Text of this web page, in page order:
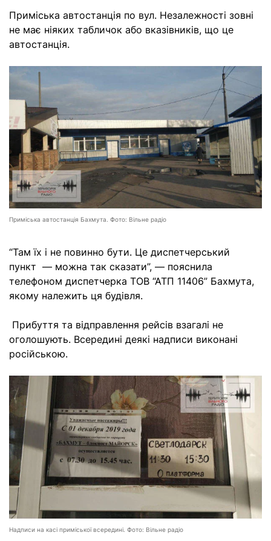
Приміська автостанція по вул. Незалежності зовні
не має ніяких табличок або вказівників, що це
автостанція.
Приміська автостанція Бахмута. Фото: Вільне радіо
“Там їх і не повинно бути. Це диспетчерський
пункт — можна так сказати”, — пояснила
телефоном диспетчерка ТОВ “АТП 11406” Бахмута,
якому належить ця будівля.
Прибуття та відправлення рейсів взагалі не
оголошують. Всередині деякі надписи виконані
російською.
Надписи на касі приміської всередині. Фото: Вільне радіо